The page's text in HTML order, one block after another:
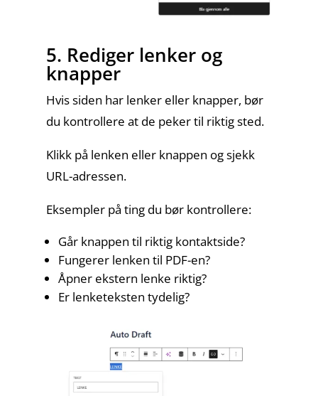
5. Rediger lenker og
knapper
Hvis siden har lenker eller knapper, bør
du kontrollere at de peker til riktig sted.
Klikk på lenken eller knappen og sjekk
URL-adressen.
Eksempler på ting du bør kontrollere:
Går knappen til riktig kontaktside?
Fungerer lenken til PDF-en?
Åpner ekstern lenke riktig?
Er lenketeksten tydelig?